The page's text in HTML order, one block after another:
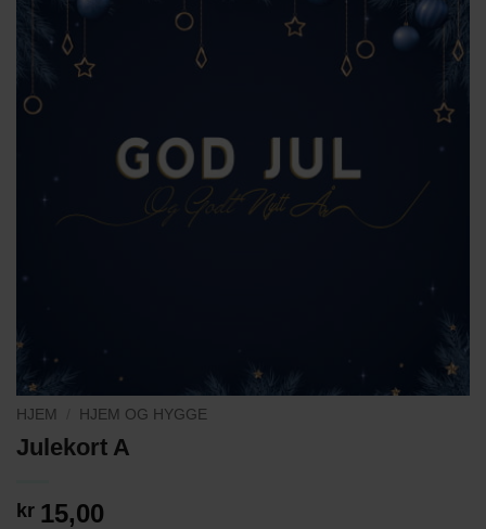
HJEM HJEM OG HYGGE
Julekort A
kr 15,00